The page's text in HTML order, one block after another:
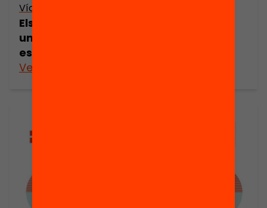
Vídeo
Els programes de Formació i Inserció:
una eina clau contra l’abandonament
escolar als municipis
Veure’n més